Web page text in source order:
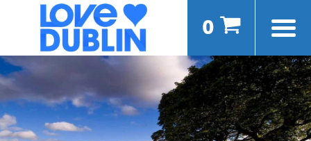
0